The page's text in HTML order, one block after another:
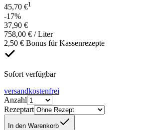
45,70 €1
-17%
37,90 €
758,00 € / Liter
2,50 € Bonus für Kassenrezepte
Sofort verfügbar
versandkostenfrei
Anzahl
Rezeptart
In den Warenkorb